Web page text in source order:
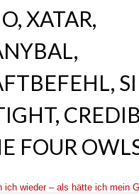
XATAR,
FOUR
ich wieder – als hätte ich mein